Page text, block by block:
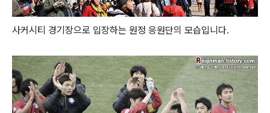
사커시티 경기장으로 입장하는 원정 응원단의 모습입니다.